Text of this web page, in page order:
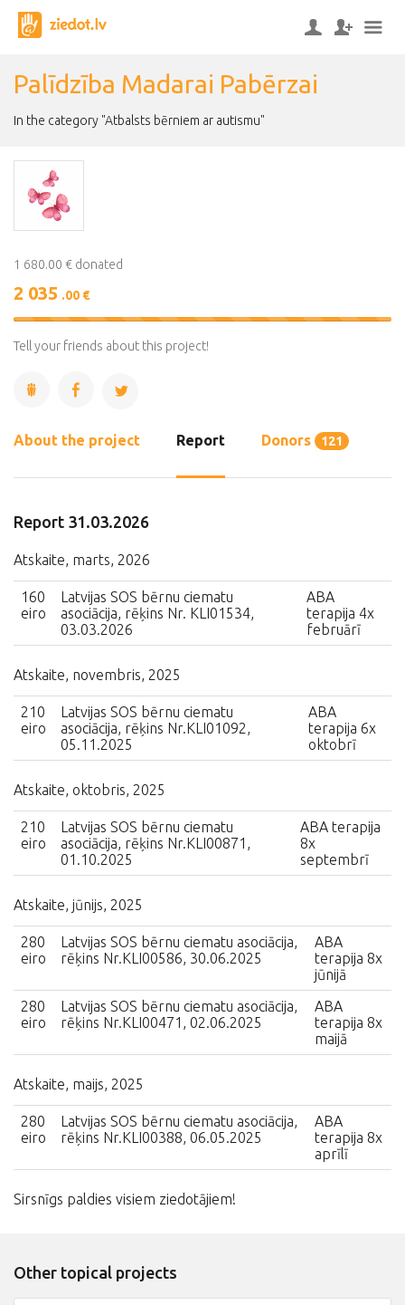
Palīdzība Madarai Pabērzai
In the category "Atbalsts bērniem ar autismu"
1 680.00 € donated
2 035 .00 €
121%
Tell your friends about this project!
About the project Report Donors 121
Report 31.03.2026
Atskaite, marts, 2026
160
eiro
Latvijas SOS bērnu ciematu
asociācija, rēķins Nr. KLI01534,
03.03.2026
ABA
terapija 4x
februārī
Atskaite, novembris, 2025
210
eiro
Latvijas SOS bērnu ciematu
asociācija, rēķins Nr.KLI01092,
05.11.2025
ABA
terapija 6x
oktobrī
Atskaite, oktobris, 2025
210
eiro
Latvijas SOS bērnu ciematu
asociācija, rēķins Nr.KLI00871,
01.10.2025
ABA terapija
8x
septembrī
Atskaite, jūnijs, 2025
280
eiro
Latvijas SOS bērnu ciematu asociācija,
rēķins Nr.KLI00586, 30.06.2025
ABA
terapija 8x
jūnijā
280
eiro
Latvijas SOS bērnu ciematu asociācija,
rēķins Nr.KLI00471, 02.06.2025
ABA
terapija 8x
maijā
Atskaite, maijs, 2025
280
eiro
Latvijas SOS bērnu ciematu asociācija,
rēķins Nr.KLI00388, 06.05.2025
ABA
terapija 8x
aprīlī
Sirsnīgs paldies visiem ziedotājiem!
Other topical projects